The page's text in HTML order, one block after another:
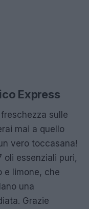
Express
sulle
mai a quello
vero toccasana!
oli essenziali puri,
e limone, che
una
Grazie